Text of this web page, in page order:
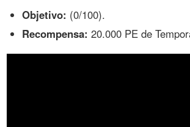
Objetivo: (0/100).
Recompensa: 20.000 PE de